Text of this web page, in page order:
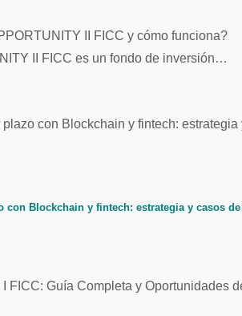
II FICC y cómo funciona?
II FICC es un fondo de inversión…
con Blockchain y fintech: estrategia y casos de